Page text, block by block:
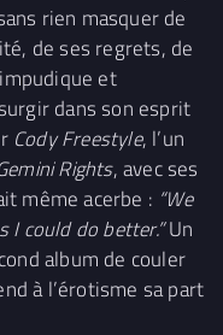
rien masquer de
de ses regrets, de
et
dans son esprit
Cody Freestyle, l’un
Rights, avec ses
même acerbe : “We
I could do better.”Un
album de couler
à l’érotisme sa part